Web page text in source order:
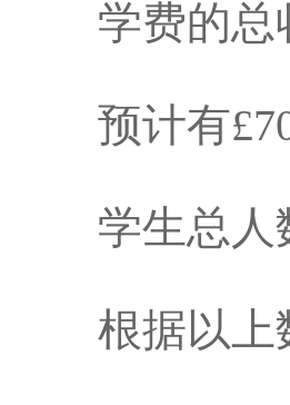
学费的总收
预计有
学生总人
根据以上